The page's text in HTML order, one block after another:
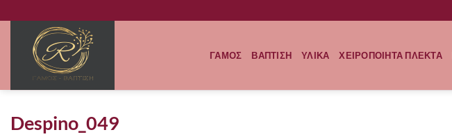
στο
περιεχόμενο
ΓΑΜΟΣ ΒΑΠΤΙΣΗ ΥΛΙΚΑ ΧΕΙΡΟΠΟΙΗΤΑ ΠΛΕΚΤΑ
Despino_049